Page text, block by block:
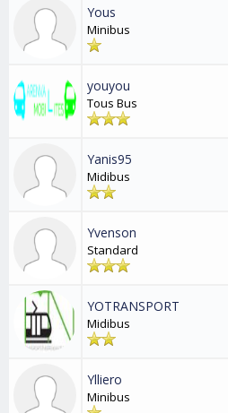
Yous
Minibus
youyou
Tous Bus
Yanis95
Midibus
Yvenson
Standard
YOTRANSPORT
Midibus
Ylliero
Minibus